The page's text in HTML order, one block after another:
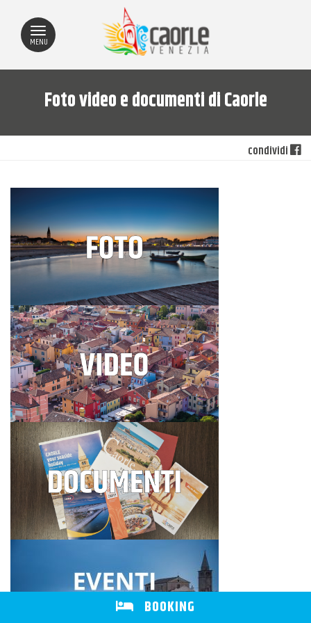
MENU
Foto video e documenti di Caorle
condividi
BOOKING